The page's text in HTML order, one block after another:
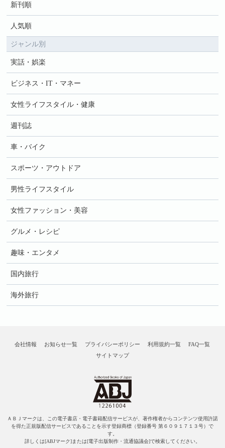
新刊順
人気順
ジャンル別
実話・娯楽
ビジネス・IT・マネー
女性ライフスタイル・健康
週刊誌
車・バイク
スポーツ・アウトドア
男性ライフスタイル
女性ファッション・美容
グルメ・レシピ
趣味・エンタメ
国内旅行
海外旅行
会社情報 お知らせ一覧 プライバシーポリシー 利用規約一覧
FAQ一覧
サイトマップ
ＡＢＪマークは、この電子書店・電子書籍配信サービスが、著作権者からコンテンツ使用許諾
を得た正規版配信サービスであることを示す登録商標（登録番号 第６０９１７１３号）で
す。
詳しくは[ABJマーク]または[電子出版制作・流通協議会]で検索してください。